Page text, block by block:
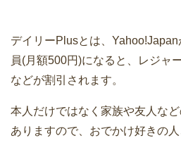
デイリーPlusとは、
員(月額500円)になると、レジャ
などが割引されます。
本人だけではなく家族や友人な
ありますので、おでかけ好きの